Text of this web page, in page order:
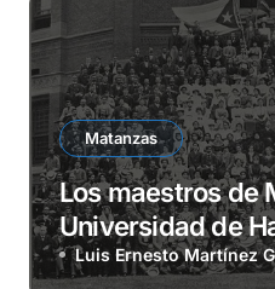
Matanzas
Los maestros de
Universidad de
Luis Ernesto Martínez